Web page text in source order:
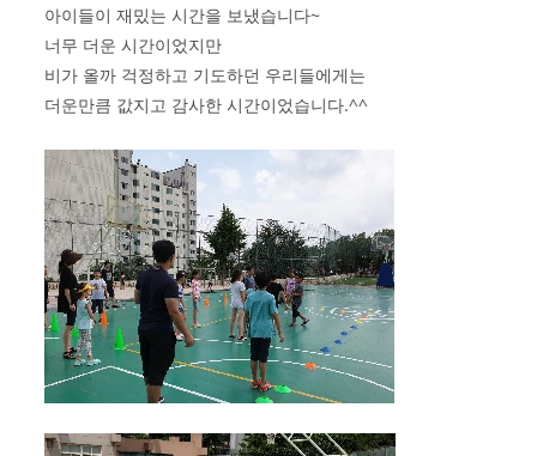
아이들이 재밌는 시간을 보냈습니다~
너무 더운 시간이었지만
비가 올까 걱정하고 기도하던 우리들에게는
더운만큼 값지고 감사한 시간이었습니다.^^